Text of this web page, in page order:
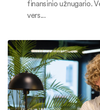
finansinio užnugario.
vers...